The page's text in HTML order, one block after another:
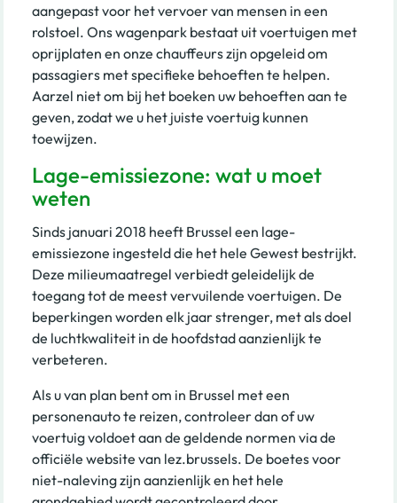
aangepast voor het vervoer van mensen in een
rolstoel. Ons wagenpark bestaat uit voertuigen met
oprijplaten en onze chauffeurs zijn opgeleid om
passagiers met specifieke behoeften te helpen.
Aarzel niet om bij het boeken uw behoeften aan te
geven, zodat we u het juiste voertuig kunnen
toewijzen.
Lage-emissiezone: wat u moet
weten
Sinds januari 2018 heeft Brussel een lage-
emissiezone ingesteld die het hele Gewest bestrijkt.
Deze milieumaatregel verbiedt geleidelijk de
toegang tot de meest vervuilende voertuigen. De
beperkingen worden elk jaar strenger, met als doel
de luchtkwaliteit in de hoofdstad aanzienlijk te
verbeteren.
Als u van plan bent om in Brussel met een
personenauto te reizen, controleer dan of uw
voertuig voldoet aan de geldende normen via de
officiële website van lez.brussels. De boetes voor
niet-naleving zijn aanzienlijk en het hele